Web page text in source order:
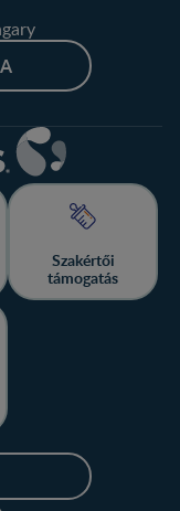
Szakértői
támogatás